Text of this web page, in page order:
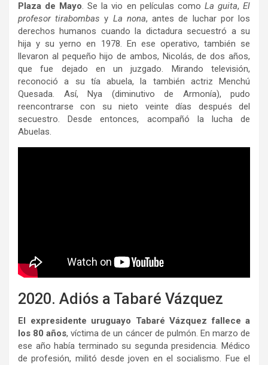
Plaza de Mayo. Se la vio en películas como La guita,El
profesor tirabombasy La nona, antes de luchar por los
derechos humanos cuando la dictadura secuestró a su
hija y su yerno en 1978. En ese operativo, también se
llevaron al pequeño hijo de ambos, Nicolás, de dos años,
que fue dejado en un juzgado. Mirando televisión,
reconoció a su tía abuela, la también actriz Menchú
Quesada. Así, Nya (diminutivo de Armonía), pudo
reencontrarse con su nieto veinte días después del
secuestro. Desde entonces, acompañó la lucha de
Abuelas.
2020. Adiós a Tabaré Vázquez
El expresidente uruguayo Tabaré Vázquez fallece a
los 80 años, víctima de un cáncer de pulmón. En marzo de
ese año había terminado su segunda presidencia. Médico
de profesión, militó desde joven en el socialismo. Fue el